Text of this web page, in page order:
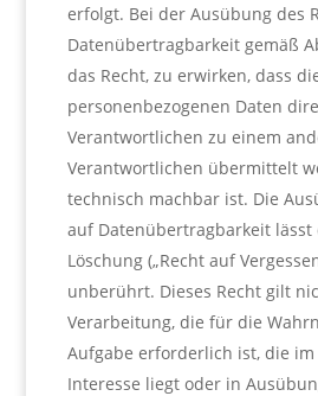
erfolgt. Bei der Ausübung des
Datenübertragbarkeit gemäß
das Recht, zu erwirken, dass
personenbezogenen Daten
Verantwortlichen zu einem
Verantwortlichen übermittelt
technisch machbar ist. Die
auf Datenübertragbarkeit lässt
Löschung („Recht auf
unberührt. Dieses Recht gilt
Verarbeitung, die für die
Aufgabe erforderlich ist, die
Interesse liegt oder in